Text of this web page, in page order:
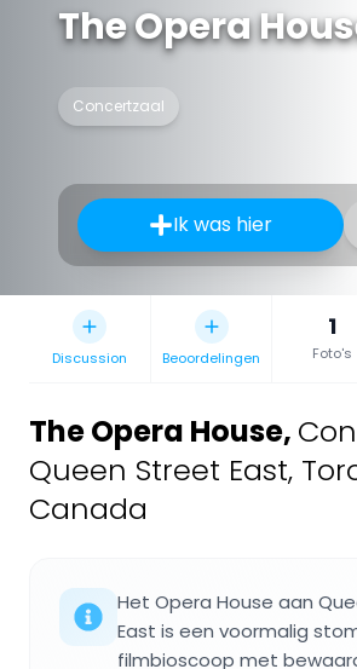
The Opera
Concertzaal
Ik was hier
Discussion Beoordelingen
1
Foto's
The Opera House,
Queen Street East,
Canada
Het Opera House aan
East is een voormalig
filmbioscoop met